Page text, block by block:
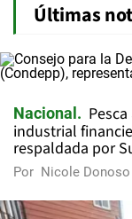
Últimas
Nacional
industrial
respaldada por
Por Nicole Donoso